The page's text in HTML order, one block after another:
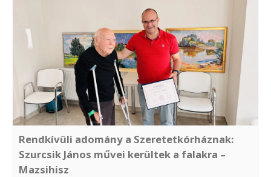
Rendkívüli adomány a Szeretetkórháznak:
Szurcsik János művei kerültek a falakra –
Mazsihisz